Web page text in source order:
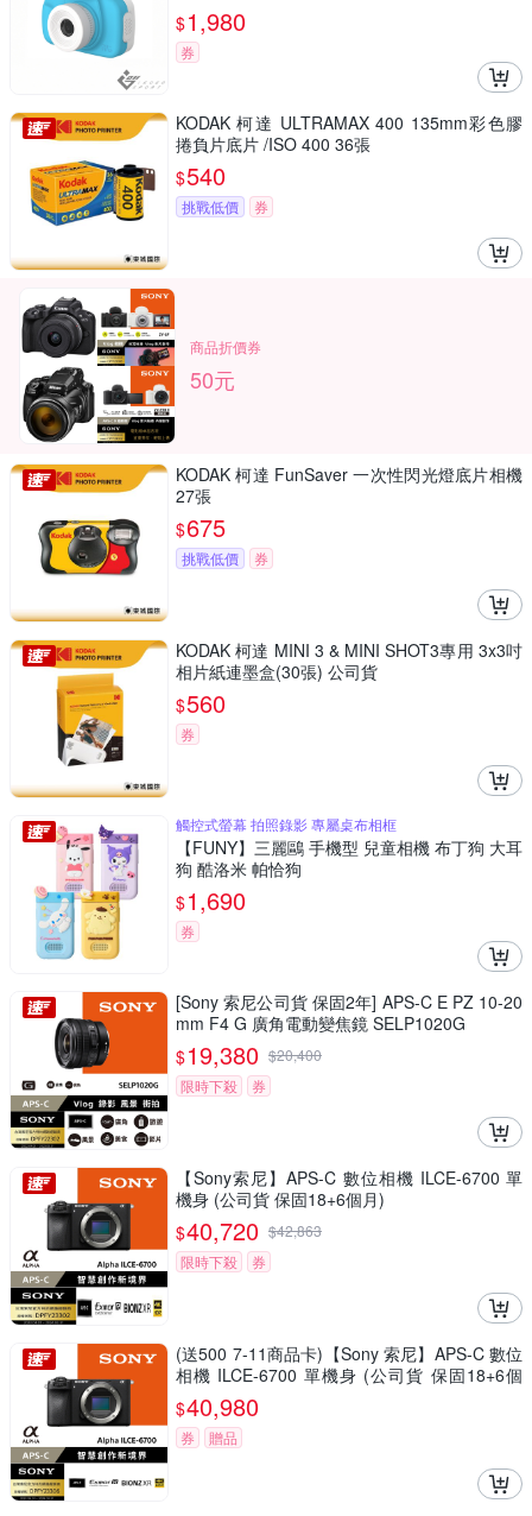
$1,980
券
KODAK 柯達 ULTRAMAX 400 135mm彩色膠
捲負片底片 /ISO 400 36張
$540
挑戰低價 券
商品折價券
50元
KODAK 柯達 FunSaver 一次性閃光燈底片相機
27張
$675
挑戰低價 券
KODAK 柯達 MINI 3 & MINI SHOT3專用 3x3吋
相片紙連墨盒(30張) 公司貨
$560
券
觸控式螢幕 拍照錄影 專屬桌布相框
【FUNY】三麗鷗 手機型 兒童相機 布丁狗 大耳
狗 酷洛米 帕恰狗
$1,690
券
[Sony 索尼公司貨 保固2年] APS-C E PZ 10-20
mm F4 G 廣角電動變焦鏡 SELP1020G
$19,380 $20,400
限時下殺
券
【Sony索尼】APS-C 數位相機 ILCE-6700 單
機身 (公司貨 保固18+6個月)
$40,720 $42,863
限時下殺
券
(送500 7-11商品卡)【Sony 索尼】APS-C 數位
相機 ILCE-6700 單機身 (公司貨 保固18+6個
月)
$40,980
券 贈品